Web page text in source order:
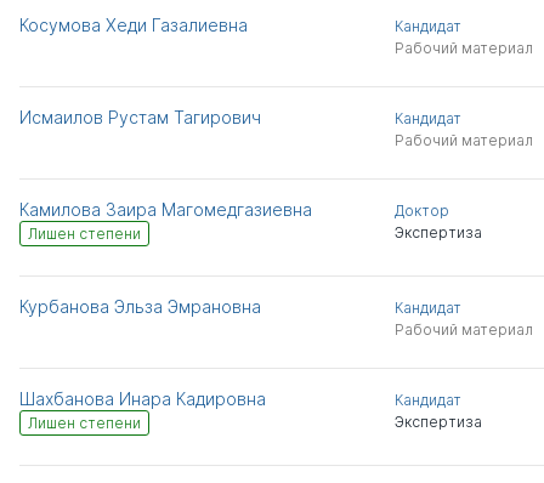
Косумова Хеди Газалиевна
Кандидат
Рабочий материал
Исмаилов Рустам Тагирович
Кандидат
Рабочий материал
Камилова Заира Магомедгазиевна
Лишен степени
Доктор
Экспертиза
Курбанова Эльза Эмрановна
Кандидат
Рабочий материал
Шахбанова Инара Кадировна
Лишен степени
Кандидат
Экспертиза